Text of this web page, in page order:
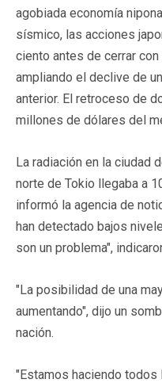
agobiada economía
sísmico, las acciones
ciento antes de cerrar con
ampliando el declive de
anterior. El retroceso de
millones de dólares del
La radiación en la ciudad
norte de Tokio llegaba a
informó la agencia de
han detectado bajos
son un problema",
"La posibilidad de una
aumentando", dijo un
nación.
"Estamos haciendo